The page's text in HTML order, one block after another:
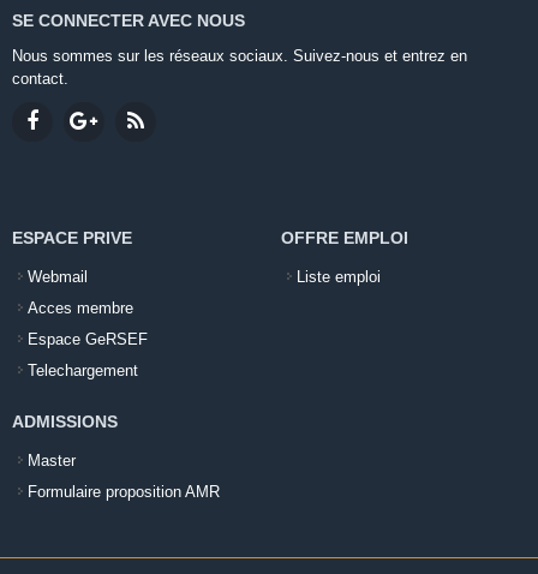
SE CONNECTER AVEC NOUS
Nous sommes sur les réseaux sociaux. Suivez-nous et entrez en
contact.
ESPACE PRIVE
Webmail
Acces membre
Espace GeRSEF
Telechargement
OFFRE EMPLOI
Liste emploi
ADMISSIONS
Master
Formulaire proposition AMR